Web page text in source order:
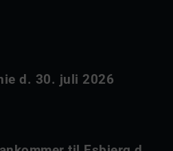
d. 30. juli 2026